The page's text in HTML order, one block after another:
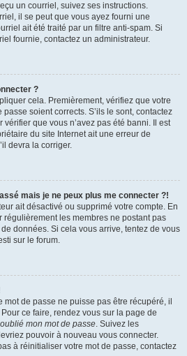
un courriel, suivez ses instructions.
il se peut que vous ayez fourni une
ait été traité par un filtre anti-spam. Si
fournie, contactez un administrateur.
?
cela. Premièrement, vérifiez que votre
passe soient corrects. S’ils le sont, contactez
que vous n’avez pas été banni. Il est
du site Internet ait une erreur de
devra la corriger.
mais je ne peux plus me connecter ?!
ait désactivé ou supprimé votre compte. En
régulièrement les membres ne postant pas
données. Si cela vous arrive, tentez de vous
sur le forum.
mot de passe ne puisse pas être récupéré, il
ce faire, rendez vous sur la page de
oublié mon mot de passe. Suivez les
pouvoir à nouveau vous connecter.
à réinitialiser votre mot de passe, contactez